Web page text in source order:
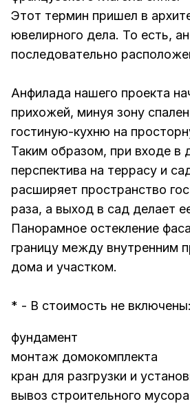
Этот термин пришел в
ювелирного дела. То есть,
последовательно
Анфилада нашего проекта
прихожей, минуя зону
гостиную-кухню на
Таким образом, при входе в
перспектива на террасу и
расширяет пространство
раза, а выход в сад делает
Панорамное остекление
границу между внутренним
дома и участком.
* - В стоимость не включены:
фундамент
монтаж домокомплекта
кран для разгрузки и
вывоз строительного мусора